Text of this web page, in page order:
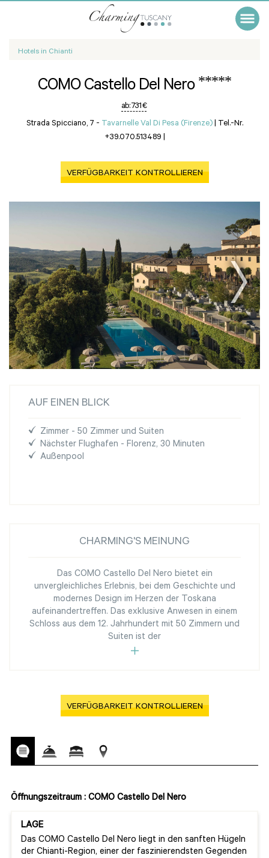
Hotels in Chianti
COMO Castello Del Nero *****
ab: 731 €
Strada Spicciano, 7 - Tavarnelle Val Di Pesa (Firenze) | Tel.-Nr.
+39.070.513489 |
VERFÜGBARKEIT KONTROLLIEREN
AUF EINEN BLICK
Zimmer - 50 Zimmer und Suiten
Nächster Flughafen - Florenz, 30 Minuten
Außenpool
CHARMING'S MEINUNG
Das COMO Castello Del Nero bietet ein
unvergleichliches Erlebnis, bei dem Geschichte und
modernes Design im Herzen der Toskana
aufeinandertreffen. Das exklusive Anwesen in einem
Schloss aus dem 12. Jahrhundert mit 50 Zimmern und
Suiten ist der
VERFÜGBARKEIT KONTROLLIEREN
Öffnungszeitraum : COMO Castello Del Nero
LAGE
Das COMO Castello Del Nero liegt in den sanften Hügeln
der Chianti-Region, einer der faszinierendsten Gegenden